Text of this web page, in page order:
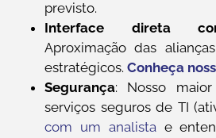
previsto.
Interface direta
Aproximação das
estratégicos. Conheça
Segurança: Nosso
serviços seguros de TI
com um analistae